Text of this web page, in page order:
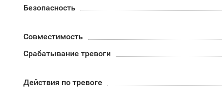
Безопасность
Совместимость
Срабатывание тревоги
Действия по тревоге